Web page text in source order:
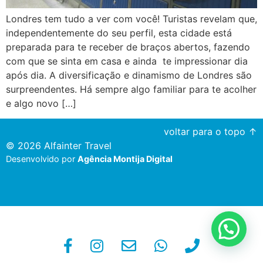
Londres tem tudo a ver com você! Turistas revelam que,
independentemente do seu perfil, esta cidade está
preparada para te receber de braços abertos, fazendo
com que se sinta em casa e ainda te impressionar dia
após dia. A diversificação e dinamismo de Londres são
surpreendentes. Há sempre algo familiar para te acolher
e algo novo […]
voltar para o topo ↑
© 2026 Alfainter Travel
Desenvolvido por Agência Montija Digital